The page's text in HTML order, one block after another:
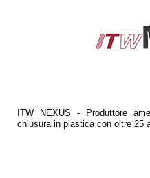
ITW NEXUS - Produttore
chiusura in plastica con oltre 25